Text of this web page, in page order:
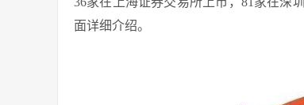
面详细介绍。